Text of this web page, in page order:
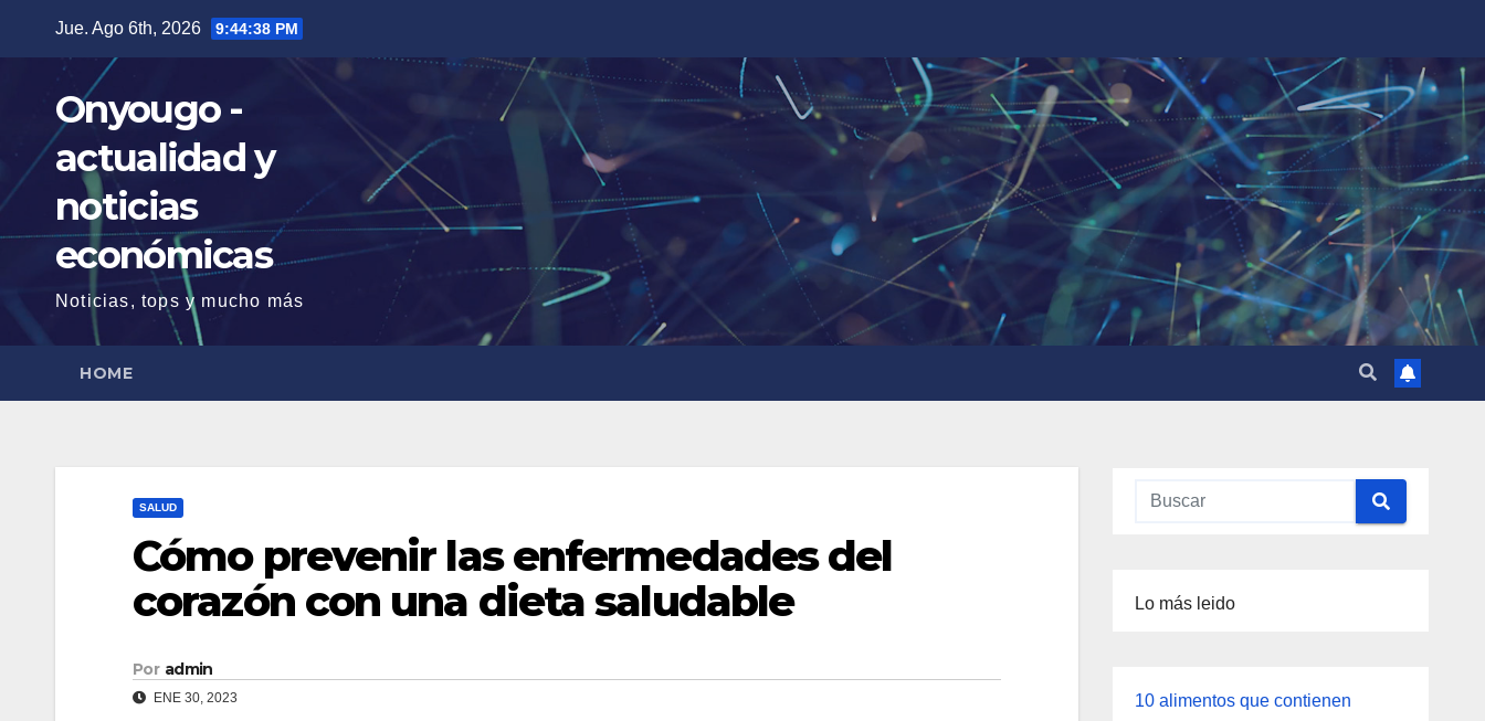
contenido
Jue. Ago 6th, 2026 9:44:39 PM
Onyougo -
actualidad y
noticias
económicas
Noticias, tops y mucho más
HOME
SALUD
Cómo prevenir las enfermedades del
corazón con una dieta saludable
Por admin
ENE 30, 2023
Lo más leido
10 alimentos que contienen